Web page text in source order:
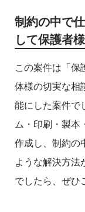
制約の中で
して保護者
この案件は「保
体様の切実な相
能にした案件で
ム・印刷・製本
作成し、制約の
ような解決方法
でしたら、ぜひ